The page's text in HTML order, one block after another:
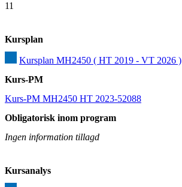
11
Kursplan
Kursplan MH2450 ( HT 2019 - VT 2026 )
Kurs-PM
Kurs-PM MH2450 HT 2023-52088
Obligatorisk inom program
Ingen information tillagd
Kursanalys